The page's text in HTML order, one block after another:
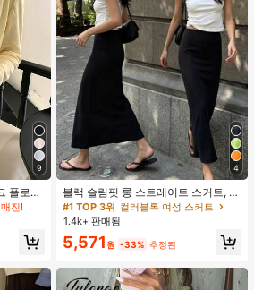
9
플로럴
재킷 탑
진!
4
블랙 슬림핏 롱 스트레이트 스커트, 여
성 패션 폴리에스터 캐주얼 파티 스커
트, 다용도 및 귀여운, 일상 착용에 적
합, 여름 휴가. 해변, 음악 축제 및 여름
휴가에 완벽, 90년대
#1 TOP 3위 컬러블록 여성 스커트
1.4k+ 판매됨
5,571 원 -33% 추정된